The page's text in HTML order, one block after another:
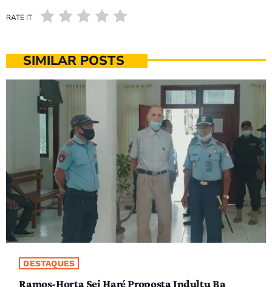
RATE IT
SIMILAR POSTS
DESTAQUES
Ramos-Horta Sei Haré Proposta Indultu Ba